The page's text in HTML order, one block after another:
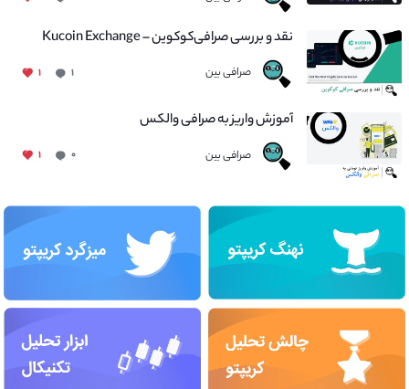
نقد و بررسی صرافی‌کوکوین – Kucoin Exchange
صرافی بین ۱ ۱
آموزش واریز به صرافی والکس
صرافی بین ۰ ۱